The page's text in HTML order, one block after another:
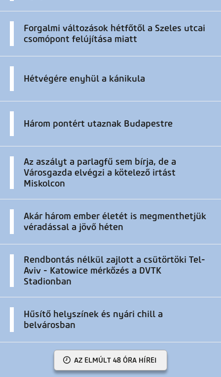
Forgalmi változások hétfőtől a Szeles utcai
csomópont felújítása miatt
Hétvégére enyhül a kánikula
Három pontért utaznak Budapestre
Az aszályt a parlagfű sem bírja, de a
Városgazda elvégzi a kötelező irtást
Miskolcon
Akár három ember életét is megmenthetjük
véradással a jövő héten
Rendbontás nélkül zajlott a csütörtöki Tel-
Aviv - Katowice mérkőzés a DVTK
Stadionban
Hűsítő helyszínek és nyári chill a
belvárosban
AZ ELMÚLT 48 ÓRA HÍREI